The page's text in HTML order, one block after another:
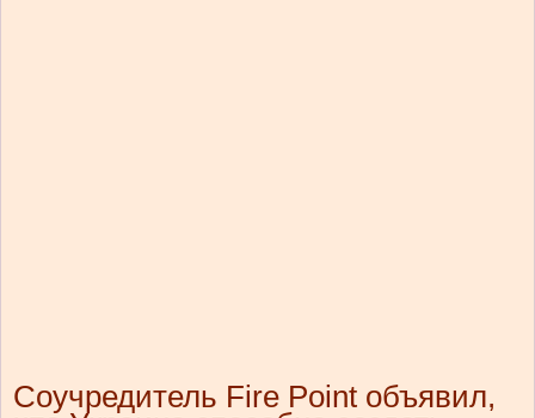
Соучредитель Fire Point объявил,